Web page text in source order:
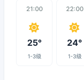
21:00
25°
1-3级
22:00
24°
1-3级